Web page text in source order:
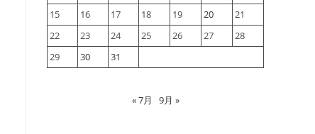
15
16 17 18 19 20
21
22
23 24 25 26 27
28
29
30 31
« 7月 9月 »